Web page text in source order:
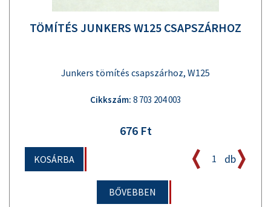
TÖMÍTÉS JUNKERS W125 CSAPSZÁRHOZ
Junkers tömítés csapszárhoz, W125
Cikkszám: 8 703 204 003
676 Ft
KOSÁRBA db
BŐVEBBEN